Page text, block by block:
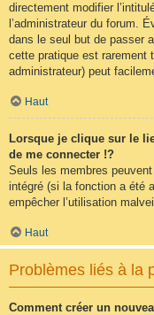
directement modifier
l’administrateur du forum.
dans le seul but de passer
cette pratique est rarement
administrateur) peut
Haut
Lorsque je clique sur le
de me connecter !?
Seuls les membres
intégré (si la fonction a été
empêcher l’utilisation
Haut
Problèmes liés à la
Comment créer un